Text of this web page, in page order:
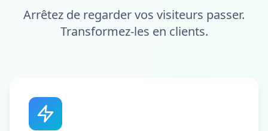
Arrêtez de regarder vos visiteurs passer.
Transformez-les en clients.